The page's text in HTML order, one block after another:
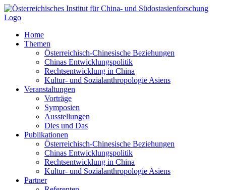
Zum
Inhalt
Home
Themen
Österreichisch-Chinesische Beziehungen
Chinas Entwicklungspolitik
Rechtsentwicklung in China
Kultur- und Sozialanthropologie Asiens
Veranstaltungen
Vorträge
Symposien
Ausstellungen
Dies und Das
Publikationen
Österreichisch-Chinesische Beziehungen
Chinas Entwicklungspolitik
Rechtsentwicklung in China
Kultur- und Sozialanthropologie Asiens
Partner